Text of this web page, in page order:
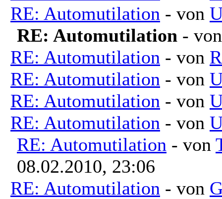
RE: Automutilation - von
RE: Automutilation -
RE: Automutilation - von
RE: Automutilation - von
RE: Automutilation - von
RE: Automutilation - von
RE: Automutilation - von
08.02.2010, 23:06
RE: Automutilation - von